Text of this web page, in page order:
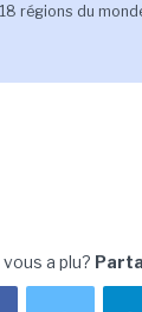
régions du
a plu?